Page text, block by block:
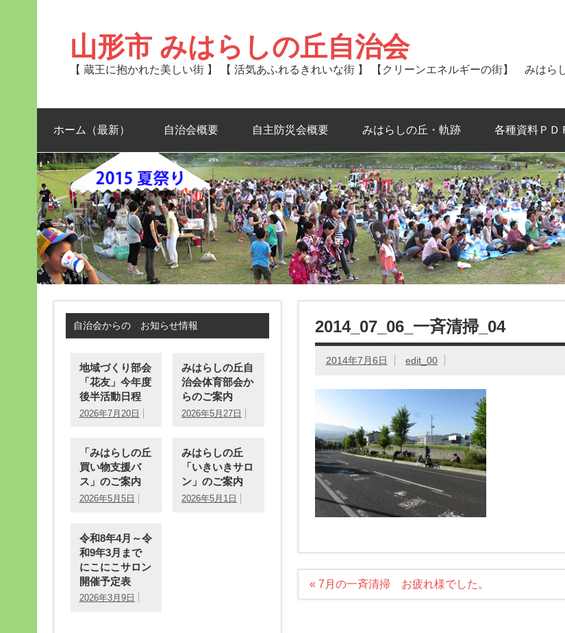
山形市 みはらしの丘自治会
【 蔵王に抱かれた美しい街 】 【 活気あふれるきれいな街 】 【クリーンエネルギーの街】 みはら
ホーム（最新） 自治会概要 自主防災会概要 みはらしの丘・軌跡 各種資料ＰＤ
2014_07_06_一斉清掃_04
2014年7月6日 edit_00
投
« 7月の一斉清掃 お疲れ様でした。
自治会からの お知らせ情報
地域づくり部会
「花友」今年度
後半活動日程
2026年7月20日
みはらしの丘自
治会体育部会か
らのご案内
2026年5月27日
「みはらしの丘
買い物支援バ
ス」のご案内
2026年5月5日
みはらしの丘
「いきいきサロ
ン」のご案内
2026年5月1日
令和8年4月～令
和9年3月まで
にこにこサロン
開催予定表
2026年3月9日